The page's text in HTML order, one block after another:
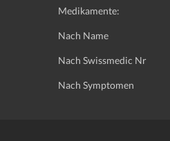
Medikamente:
Nach Name
Nach Swissmedic Nr
Nach Symptomen